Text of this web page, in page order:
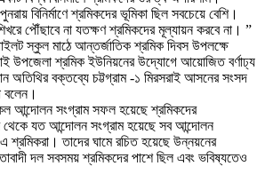
বিনির্মাণে শ্রমিকদের ভূমিকা ছিল সবচেয়ে বেশি।
পৌঁছাবে না যতক্ষণ শ্রমিকদের মূল্যায়ন করবে না। ”
স্কুল মাঠে আন্তর্জাতিক শ্রমিক দিবস উপলক্ষে
উপজেলা শ্রমিক ইউনিয়নের উদ্যোগে আয়োজিত বর্ণাঢ্য
অতিথির বক্তব্যে চট্টগ্রাম -১ মিরসরাই আসনের সংসদ
আন্দোলন সংগ্রাম সফল হয়েছে শ্রমিকদের
যত আন্দোলন সংগ্রাম হয়েছে সব আন্দোলন
শ্রমিকরা। তাদের ঘামে রচিত হয়েছে উন্নয়নের
দল সবসময় শ্রমিকদের পাশে ছিল এবং ভবিষ্যতেও